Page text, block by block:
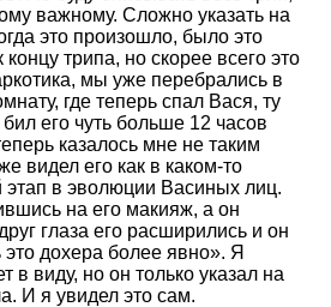
важному. Сложно указать на
это произошло, было это
трипа, но скорее всего это
мы уже перебрались в
где теперь спал Вася, ту
его чуть больше 12 часов
казалось мне не таким
видел его как в каком-то
в эволюции Васиных лиц.
на его макияж, а он
глаза его расширились и он
дохера более явно». Я
в виду, но он только указал на
И я увидел это сам.